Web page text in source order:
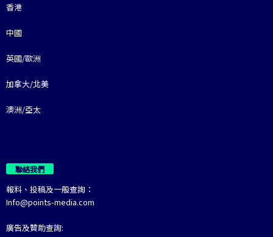
香港
中國
英國/歐洲
加拿大/北美
澳洲/亞太
聯絡我們
報料、投稿及一般查詢：
Info@points-media.com
廣告及贊助查詢: